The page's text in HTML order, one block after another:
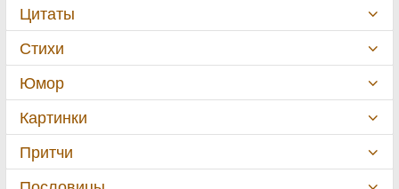
Цитаты
Стихи
Юмор
Картинки
Притчи